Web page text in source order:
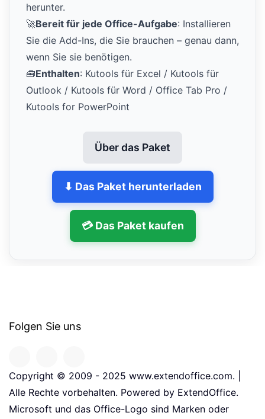
herunter.
🚀Bereit für jede Office-Aufgabe: Installieren
Sie die Add-Ins, die Sie brauchen – genau dann,
wenn Sie sie benötigen.
🧰Enthalten: Kutools für Excel / Kutools für
Outlook / Kutools für Word / Office Tab Pro /
Kutools for PowerPoint
Über das Paket
⬇ Das Paket herunterladen
💳 Das Paket kaufen
Folgen Sie uns
Copyright © 2009 - 2025 www.extendoffice.com. |
Alle Rechte vorbehalten. Powered by ExtendOffice.
Microsoft und das Office-Logo sind Marken oder